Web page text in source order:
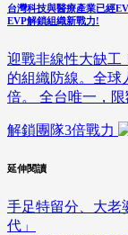
台灣科技與醫療產業已經
EVP解鎖組織新戰力!
迎戰非線性大缺工
的組織防線。全球
倍。 全台唯一，限
解鎖團隊3倍戰力
延伸閱讀
手足特留分、大老
代」